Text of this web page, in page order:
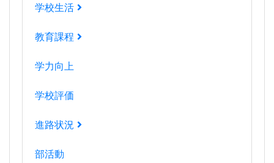
学校生活
教育課程
学力向上
学校評価
進路状況
部活動